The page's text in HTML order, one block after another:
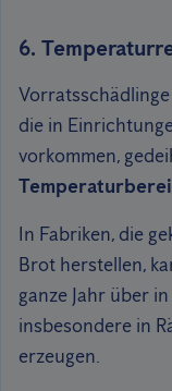
6.
die in
vorkommen,
In Fabriken, die
Brot herstellen,
ganze Jahr über
insbesondere in
erzeugen.